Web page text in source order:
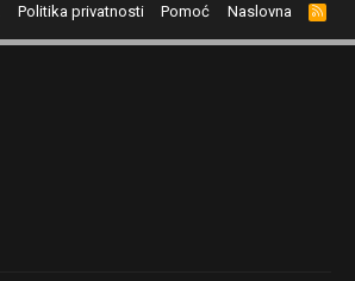
Politika privatnosti Pomoć Naslovna
R
S
S